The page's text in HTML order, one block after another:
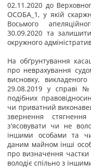
02.11.2020 до
ОСОБА_1, у якій
Восьмого
30.09.2020 та
окружного
На обґрунтування
про неврахування
висновку,
29.08.2019 у справі №
подібних
чи приватний
звернення
з'ясовувати чи не
іншими особами та
даним майном інші
про визначення
володіє спільно з